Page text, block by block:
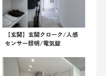
【玄関】玄関クローク/人感
センサー照明/電気錠